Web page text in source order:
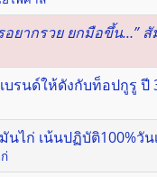
อยากรวย ยกมือขึ้น…”
รนด์ให้ดังกับท็อปกูรู ปี
ไก่ เน้นปฏิบัติ100%วั